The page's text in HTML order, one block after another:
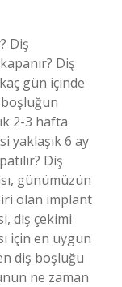
Diş
Diş
gün içinde
2-3 hafta
yaklaşık 6 ay
Diş
günümüzün
olan implant
diş çekimi
için en uygun
diş boşluğu
ne zaman